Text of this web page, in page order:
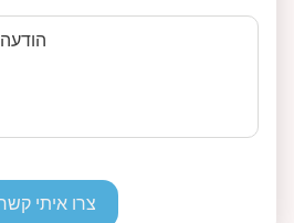
הודעה
צרו איתי קשר